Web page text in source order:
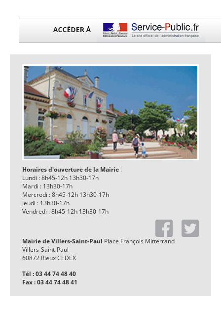
Horaires d'ouverture de la Mairie :
Lundi : 8h45-12h 13h30-17h
Mardi : 13h30-17h
Mercredi : 8h45-12h 13h30-17h
Jeudi : 13h30-17h
Vendredi : 8h45-12h 13h30-17h
Mairie de Villers-Saint-Paul Place François Mitterrand
Villers-Saint-Paul
60872 Rieux CEDEX
Tél : 03 44 74 48 40
Fax : 03 44 74 48 41